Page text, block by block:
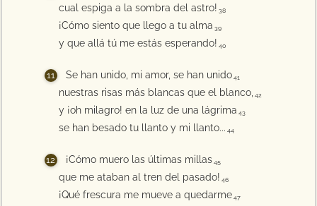
cual espiga a la sombra del astro! 38
¡Cómo siento que llego a tu alma 39
y que allá tú me estás esperando! 40
Se han unido, mi amor, se han unido 41
nuestras risas más blancas que el blanco, 42
y ¡oh milagro! en la luz de una lágrima 43
se han besado tu llanto y mi llanto... 44
¡Cómo muero las últimas millas 45
que me ataban al tren del pasado! 46
¡Qué frescura me mueve a quedarme 47